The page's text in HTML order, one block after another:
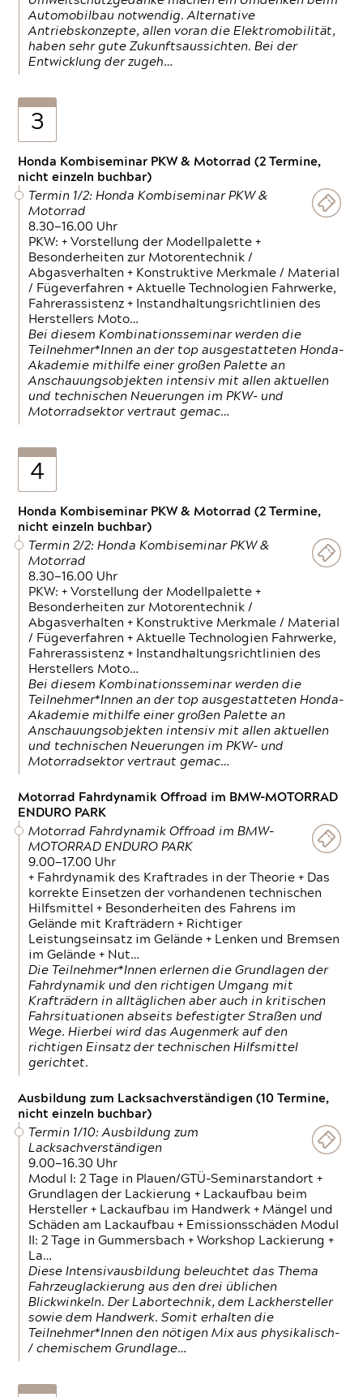
Automobilbau notwendig. Alternative
Antriebskonzepte, allen voran die Elektromobilität,
haben sehr gute Zukunftsaussichten. Bei der
Entwicklung der zugeh…
3
Honda Kombiseminar PKW & Motorrad (2 Termine,
nicht einzeln buchbar)
Termin 1/2: Honda Kombiseminar PKW &
Motorrad
8.30—16.00 Uhr
PKW: + Vorstellung der Modellpalette +
Besonderheiten zur Motorentechnik /
Abgasverhalten + Konstruktive Merkmale / Material
/ Fügeverfahren + Aktuelle Technologien Fahrwerke,
Fahrerassistenz + Instandhaltungsrichtlinien des
Herstellers Moto…
Bei diesem Kombinationsseminar werden die
Teilnehmer*Innen an der top ausgestatteten Honda-
Akademie mithilfe einer großen Palette an
Anschauungsobjekten intensiv mit allen aktuellen
und technischen Neuerungen im PKW- und
Motorradsektor vertraut gemac…
4
Honda Kombiseminar PKW & Motorrad (2 Termine,
nicht einzeln buchbar)
Termin 2/2: Honda Kombiseminar PKW &
Motorrad
8.30—16.00 Uhr
PKW: + Vorstellung der Modellpalette +
Besonderheiten zur Motorentechnik /
Abgasverhalten + Konstruktive Merkmale / Material
/ Fügeverfahren + Aktuelle Technologien Fahrwerke,
Fahrerassistenz + Instandhaltungsrichtlinien des
Herstellers Moto…
Bei diesem Kombinationsseminar werden die
Teilnehmer*Innen an der top ausgestatteten Honda-
Akademie mithilfe einer großen Palette an
Anschauungsobjekten intensiv mit allen aktuellen
und technischen Neuerungen im PKW- und
Motorradsektor vertraut gemac…
Motorrad Fahrdynamik Offroad im BMW-MOTORRAD
ENDURO PARK
Motorrad Fahrdynamik Offroad im BMW-
MOTORRAD ENDURO PARK
9.00—17.00 Uhr
+ Fahrdynamik des Kraftrades in der Theorie + Das
korrekte Einsetzen der vorhandenen technischen
Hilfsmittel + Besonderheiten des Fahrens im
Gelände mit Krafträdern + Richtiger
Leistungseinsatz im Gelände + Lenken und Bremsen
im Gelände + Nut…
Die Teilnehmer*Innen erlernen die Grundlagen der
Fahrdynamik und den richtigen Umgang mit
Krafträdern in alltäglichen aber auch in kritischen
Fahrsituationen abseits befestigter Straßen und
Wege. Hierbei wird das Augenmerk auf den
richtigen Einsatz der technischen Hilfsmittel
gerichtet.
Ausbildung zum Lacksachverständigen (10 Termine,
nicht einzeln buchbar)
Termin 1/10: Ausbildung zum
Lacksachverständigen
9.00—16.30 Uhr
Modul I: 2 Tage in Plauen/GTÜ-Seminarstandort +
Grundlagen der Lackierung + Lackaufbau beim
Hersteller + Lackaufbau im Handwerk + Mängel und
Schäden am Lackaufbau + Emissionsschäden Modul
II: 2 Tage in Gummersbach + Workshop Lackierung +
La…
Diese Intensivausbildung beleuchtet das Thema
Fahrzeuglackierung aus den drei üblichen
Blickwinkeln. Der Labortechnik, dem Lackhersteller
sowie dem Handwerk. Somit erhalten die
Teilnehmer*Innen den nötigen Mix aus physikalisch-
/ chemischem Grundlage…